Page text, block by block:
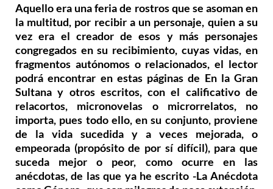
Aquello era una feria de rostros que se asoman en
la multitud, por recibir a un personaje, quien a su
vez era el creador de esos y más personajes
congregados en su recibimiento, cuyas vidas, en
fragmentos autónomos o relacionados, el lector
podrá encontrar en estas páginas de En la Gran
Sultana y otros escritos, con el calificativo de
relacortos, micronovelas o microrrelatos, no
importa, pues todo ello, en su conjunto, proviene
de la vida sucedida y a veces mejorada, o
empeorada (propósito de por sí difícil), para que
suceda mejor o peor, como ocurre en las
anécdotas, de las que ya he escrito -La Anécdota